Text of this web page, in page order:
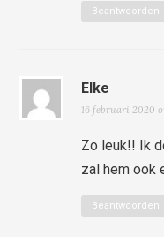
Beantwoorden
Elke
16 februari 2020
Zo leuk!! Ik
zal hem ook
Beantwoorden